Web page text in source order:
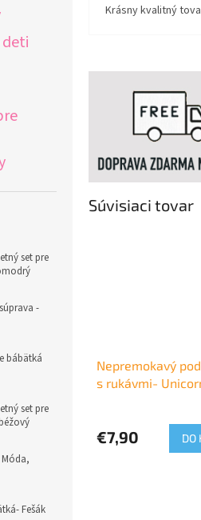
set pre
-
bábätká
set pre
Fešák
Súvisiaci tovar
Nepremokavý
s rukávmi-
€7,90 DO
Krásny kvalitný